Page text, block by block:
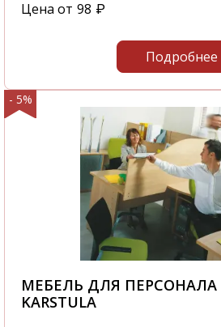
Цена от 98 ₽
Подробнее
- 5%
МЕБЕЛЬ ДЛЯ ПЕРСОНАЛА
KARSTULA